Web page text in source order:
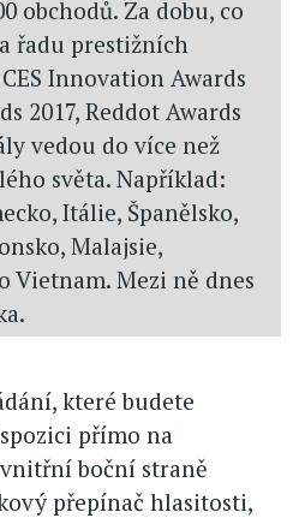
obchodů. Za dobu, co
řadu prestižních
Innovation Awards
2017, Reddot Awards
vedou do více než
světa. Například:
Itálie, Španělsko,
Malajsie,
Vietnam. Mezi ně dnes
které budete
přímo na
boční straně
přepínač hlasitosti,